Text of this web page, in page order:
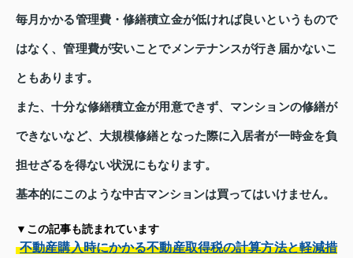
毎月かかる管理費・修繕積立金が低ければ良いというもので
はなく、管理費が安いことでメンテナンスが行き届かないこ
ともあります。
また、十分な修繕積立金が用意できず、マンションの修繕が
できないなど、大規模修繕となった際に入居者が一時金を負
担せざるを得ない状況にもなります。
基本的にこのような中古マンションは買ってはいけません。
▼この記事も読まれています
不動産購入時にかかる不動産取得税の計算方法と軽減措